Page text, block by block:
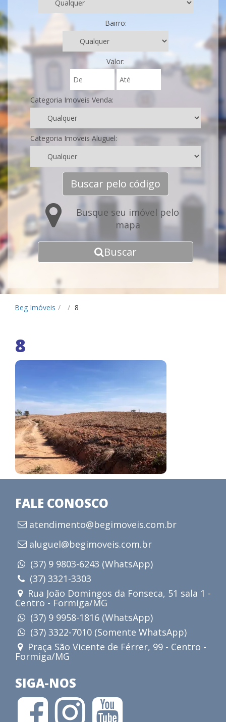
Bairro:
Valor:
Categoria Imoveis Venda:
Categoria Imoveis Aluguel:
Buscar pelo código
Busque seu imóvel pelo
mapa
Buscar
Beg Imóveis / / 8
8
FALE CONOSCO
atendimento@begimoveis.com.br
aluguel@begimoveis.com.br
(37) 9 9803-6243 (WhatsApp)
(37) 3321-3303
Rua João Domingos da Fonseca, 51 sala 1 -
Centro - Formiga/MG
(37) 9 9958-1816 (WhatsApp)
(37) 3322-7010 (Somente WhatsApp)
Praça São Vicente de Férrer, 99 - Centro -
Formiga/MG
SIGA-NOS